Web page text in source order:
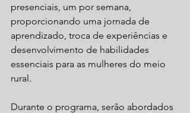
presenciais, um por semana,
proporcionando uma jornada de
aprendizado, troca de experiências e
desenvolvimento de habilidades
essenciais para as mulheres do meio
rural.
Durante o programa, serão abordados